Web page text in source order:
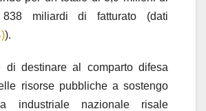
miliardi di fatturato (dati
).
di destinare al comparto difesa
risorse pubbliche a sostengo
industriale nazionale risale